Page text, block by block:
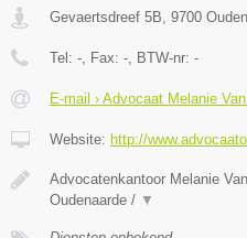
Gevaertsdreef 5B 9700
Tel: - , Fax: - , BTW-nr: -
E-mail › Advocaat Melanie
Website: http://
Advocatenkantoor Melanie
Oudenaarde / ▼